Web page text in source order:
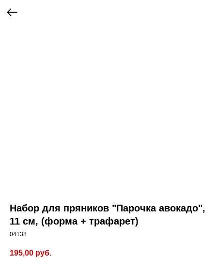
Набор для пряников "Парочка авокадо",
11 см, (форма + трафарет)
04138
195,00 руб.